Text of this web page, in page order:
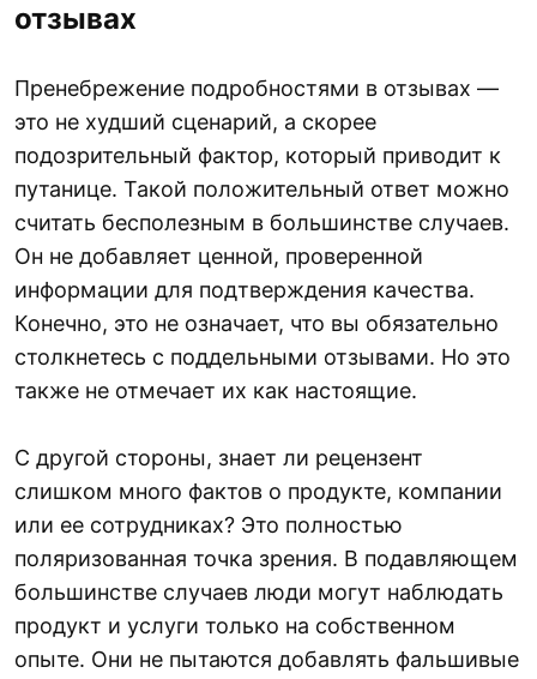
отзывах
Пренебрежение подробностями в отзывах —
это не худший сценарий, а скорее
подозрительный фактор, который приводит к
путанице. Такой положительный ответ можно
считать бесполезным в большинстве случаев.
Он не добавляет ценной, проверенной
информации для подтверждения качества.
Конечно, это не означает, что вы обязательно
столкнетесь с поддельными отзывами. Но это
также не отмечает их как настоящие.
С другой стороны, знает ли рецензент
слишком много фактов о продукте, компании
или ее сотрудниках? Это полностью
поляризованная точка зрения. В подавляющем
большинстве случаев люди могут наблюдать
продукт и услуги только на собственном
опыте. Они не пытаются добавлять фальшивые